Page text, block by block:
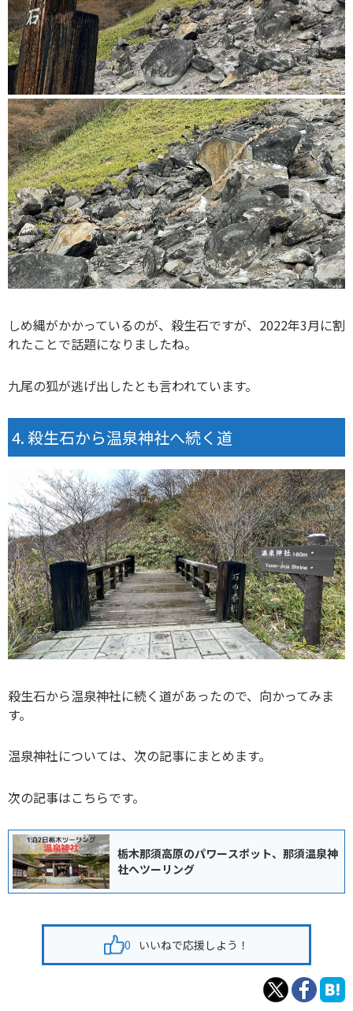
しめ縄がかかっているのが、殺生石ですが、2022年3月に割
れたことで話題になりましたね。
九尾の狐が逃げ出したとも言われています。
殺生石から温泉神社へ続く道
殺生石から温泉神社に続く道があったので、向かってみま
す。
温泉神社については、次の記事にまとめます。
次の記事はこちらです。
栃木那須高原のパワースポット、那須温泉神
社へツーリング
0 いいねで応援しよう！